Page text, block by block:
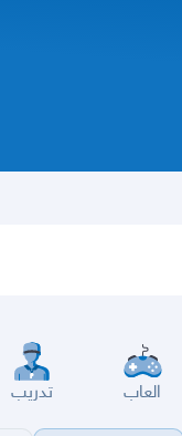
العاب تدريب